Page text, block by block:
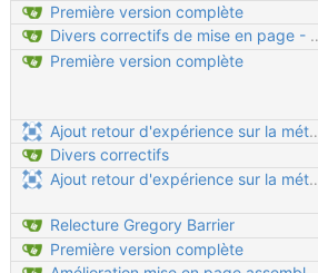
Première version complète
Divers correctifs de mise en page - Note
Première version complète
Ajout retour
Divers correctifs
Ajout retour
Relecture Gregory Barrier
Première version complète